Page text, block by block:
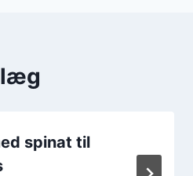
spinat til